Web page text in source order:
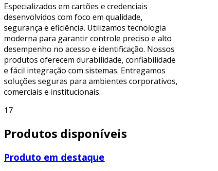
Especializados em cartões e credenciais
desenvolvidos com foco em qualidade,
segurança e eficiência. Utilizamos tecnologia
moderna para garantir controle preciso e alto
desempenho no acesso e identificação. Nossos
produtos oferecem durabilidade, confiabilidade
e fácil integração com sistemas. Entregamos
soluções seguras para ambientes corporativos,
comerciais e institucionais.
17
Produtos disponíveis
Produto em destaque